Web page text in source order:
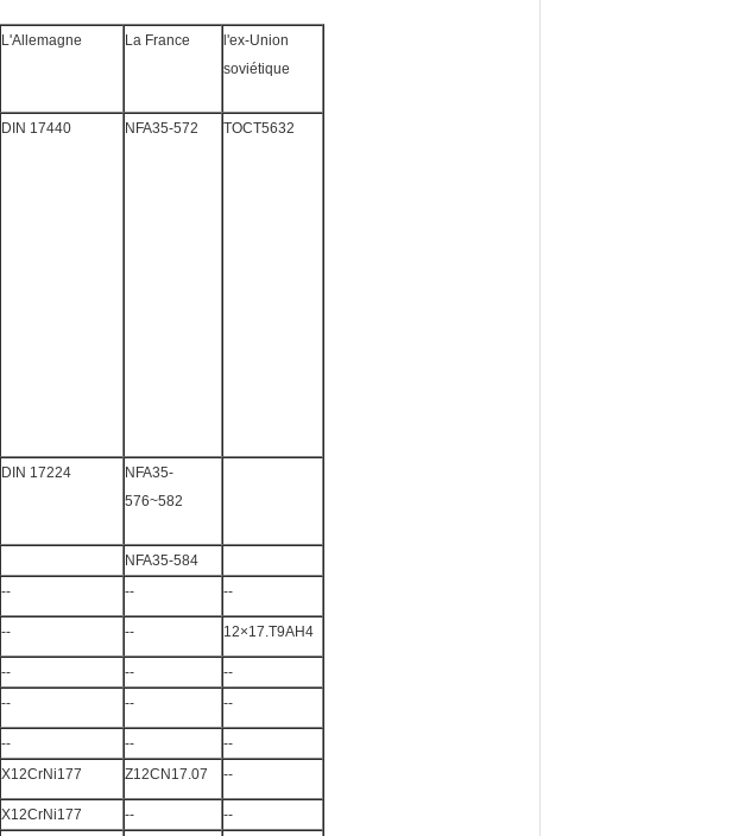
L'Allemagne La France
l'ex-Union
soviétique
DIN 17440 NFA35-572 TOCT5632
DIN 17224
NFA35-
576~582
NFA35-584
-- -- --
-- -- 12×17.T9AH4
-- --
--
-- -- --
-- --
--
X12CrNi177 Z12CN17.07 --
X12CrNi177 --
--